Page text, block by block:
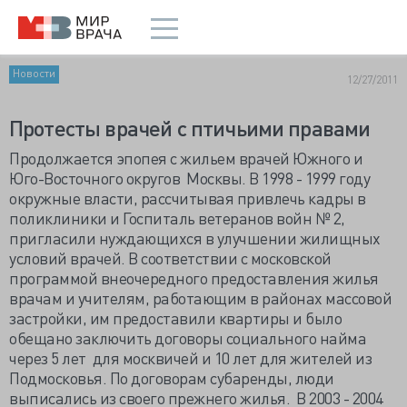
Новости 12/27/2011
Протесты врачей с птичьими правами
Продолжается эпопея с жильем врачей Южного и
Юго-Восточного округов Москвы. В 1998 - 1999 году
окружные власти, рассчитывая привлечь кадры в
поликлиники и Госпиталь ветеранов войн № 2,
пригласили нуждающихся в улучшении жилищных
условий врачей. В соответствии с московской
программой внеочередного предоставления жилья
врачам и учителям, работающим в районах массовой
застройки, им предоставили квартиры и было
обещано заключить договоры социального найма
через 5 лет для москвичей и 10 лет для жителей из
Подмосковья. По договорам субаренды, люди
выписались из своего прежнего жилья. В 2003 - 2004